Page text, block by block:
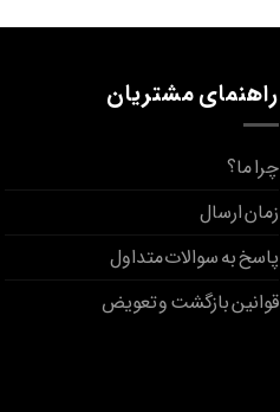
راهنمای مشتریان
چرا ما؟
زمان ارسال
پاسخ به سوالات متداول
قوانین بازگشت و تعویض